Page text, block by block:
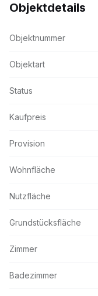
Objektdetails
Objektnummer
Objektart
Status
Kaufpreis
Provision
Wohnfläche
Nutzfläche
Grundstücksfläche
Zimmer
Badezimmer